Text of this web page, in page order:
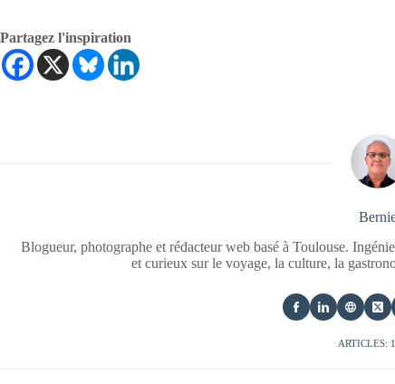
Partagez l'inspiration
Blogueur, photographe et rédacteur web basé à Toulouse.
et curieux sur le voyage, la culture, la
ARTICLES: